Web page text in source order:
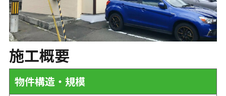
施工概要
物件構造・規模